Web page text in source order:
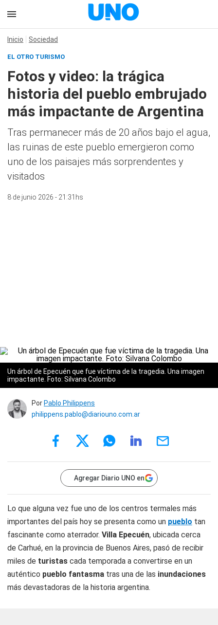
Inicio Sociedad
EL OTRO TURISMO
Fotos y video: la trágica
historia del pueblo embrujado
más impactante de Argentina
Tras permanecer más de 20 años bajo el agua,
las ruinas de este pueblo emergieron como
uno de los paisajes más sorprendentes y
visitados
8 de junio 2026 - 21:31hs
Un árbol de Epecuén que fue víctima de la tragedia. Una imagen
impactante. Foto: Silvana Colombo
Por Pablo Philippens
philippens.pablo@diariouno.com.ar
Agregar Diario UNO en
Lo que alguna vez fue uno de los centros termales más
importantes del país hoy se presenta como un pueblo tan
fascinante como aterrador. Villa Epecuén, ubicada cerca
de Carhué, en la provincia de Buenos Aires, pasó de recibir
miles de turistas cada temporada a convertirse en un
auténtico pueblo fantasma tras una de las inundaciones
más devastadoras de la historia argentina.